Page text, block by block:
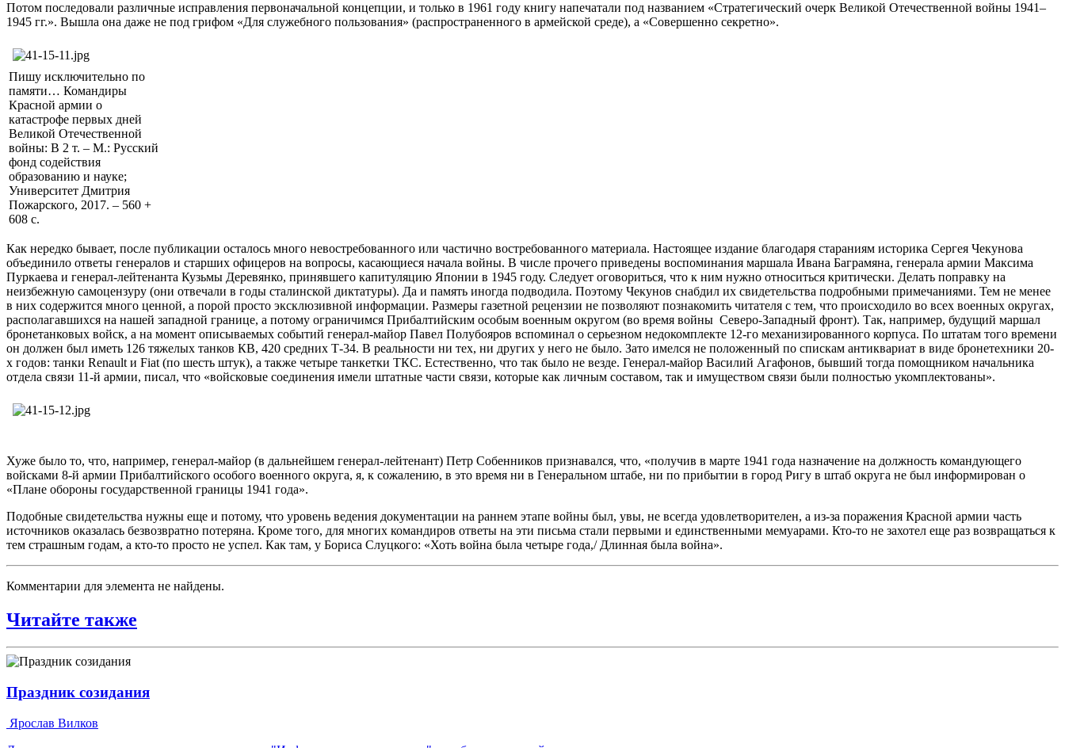
Потом последовали различные исправления первоначальной концепции, и только в 1961 году книгу напечатали под названием «Стратегический очерк Великой Отечественной войны 1941–
1945 гг.». Вышла она даже не под грифом «Для служебного пользования» (распространенного в армейской среде), а «Совершенно секретно».
Пишу исключительно по
памяти… Командиры
Красной армии о
катастрофе первых дней
Великой Отечественной
войны: В 2 т. – М.: Русский
фонд содействия
образованию и науке;
Университет Дмитрия
Пожарского, 2017. – 560 +
608 с.
Как нередко бывает, после публикации осталось много невостребованного или частично востребованного материала. Настоящее издание благодаря стараниям историка Сергея Чекунова
объединило ответы генералов и старших офицеров на вопросы, касающиеся начала войны. В числе прочего приведены воспоминания маршала Ивана Баграмяна, генерала армии Максима
Пуркаева и генерал-лейтенанта Кузьмы Деревянко, принявшего капитуляцию Японии в 1945 году. Следует оговориться, что к ним нужно относиться критически. Делать поправку на
неизбежную самоцензуру (они отвечали в годы сталинской диктатуры). Да и память иногда подводила. Поэтому Чекунов снабдил их свидетельства подробными примечаниями. Тем не менее
в них содержится много ценной, а порой просто эксклюзивной информации. Размеры газетной рецензии не позволяют познакомить читателя с тем, что происходило во всех военных округах,
располагавшихся на нашей западной границе, а потому ограничимся Прибалтийским особым военным округом (во время войны Северо-Западный фронт). Так, например, будущий маршал
бронетанковых войск, а на момент описываемых событий генерал-майор Павел Полубояров вспоминал о серьезном недокомплекте 12-го механизированного корпуса. По штатам того времени
он должен был иметь 126 тяжелых танков КВ, 420 средних Т-34. В реальности ни тех, ни других у него не было. Зато имелся не положенный по спискам антиквариат в виде бронетехники 20-
х годов: танки Renault и Fiat (по шесть штук), а также четыре танкетки ТКС. Естественно, что так было не везде. Генерал-майор Василий Агафонов, бывший тогда помощником начальника
отдела связи 11-й армии, писал, что «войсковые соединения имели штатные части связи, которые как личным составом, так и имуществом связи были полностью укомплектованы».
Хуже было то, что, например, генерал-майор (в дальнейшем генерал-лейтенант) Петр Собенников признавался, что, «получив в марте 1941 года назначение на должность командующего
войсками 8-й армии Прибалтийского особого военного округа, я, к сожалению, в это время ни в Генеральном штабе, ни по прибытии в город Ригу в штаб округа не был информирован о
«Плане обороны государственной границы 1941 года».
Подобные свидетельства нужны еще и потому, что уровень ведения документации на раннем этапе войны был, увы, не всегда удовлетворителен, а из-за поражения Красной армии часть
источников оказалась безвозвратно потеряна. Кроме того, для многих командиров ответы на эти письма стали первыми и единственными мемуарами. Кто-то не захотел еще раз возвращаться к
тем страшным годам, а кто-то просто не успел. Как там, у Бориса Слуцкого: «Хоть война была четыре года,/ Длинная была война».
Комментарии для элемента не найдены.
Читайте также
Праздник созидания
Ярослав Вилков